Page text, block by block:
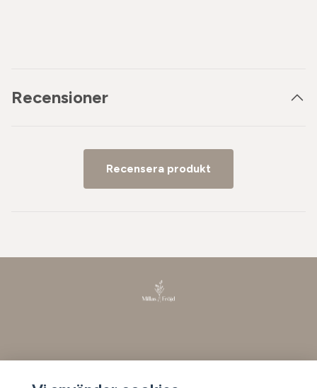
Recensioner
Recensera produkt